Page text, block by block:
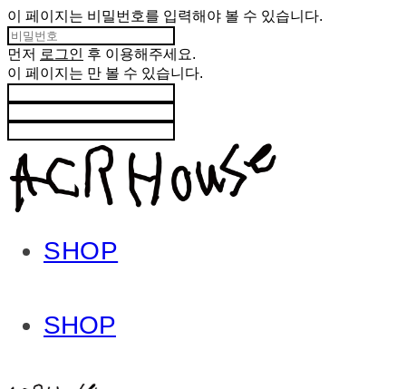
이 페이지는 비밀번호를 입력해야 볼 수 있습니다.
먼저 로그인 후 이용해주세요.
이 페이지는 만 볼 수 있습니다.
SHOP
SHOP